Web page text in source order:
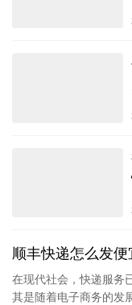
顺丰快递怎么发便
在现代社会，快递服务
其是随着电子商务的发